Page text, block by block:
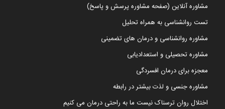
مشاوره آنلاین (صفحه مشاوره پرسش و پاسخ)
تست روانشناسی به همراه تحلیل
مشاوره روانشناسی و درمان های تضمینی
مشاوره تحصیلی و استعدادیابی
معجزه برای درمان افسردگی
مشاوره جنسی و لذت بیشتر در رابطه
اختلال روان ترسناک نیست ما به راحتی درمان می کنیم